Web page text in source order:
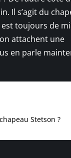
Il s’agit du
est toujours de
attachent une
en parle
Stetson ?